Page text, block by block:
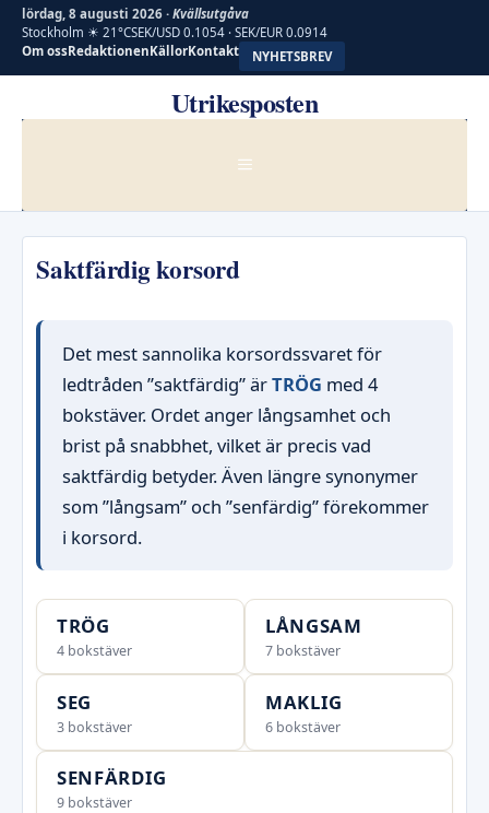
lördag, 8 augusti 2026 · Kvällsutgåva
Stockholm ☀ 21°CSEK/USD 0.1054 · SEK/EUR 0.0914
Om ossRedaktionenKällorKontakt NYHETSBREV
Utrikesposten
MENY
Saktfärdig korsord
Det mest sannolika korsordssvaret för
ledtråden ”saktfärdig” ärTRÖG med 4
bokstäver. Ordet anger långsamhet och
brist på snabbhet, vilket är precis vad
saktfärdig betyder. Även längre synonymer
som ”långsam” och ”senfärdig” förekommer
i korsord.
TRÖG
4 bokstäver
LÅNGSAM
7 bokstäver
SEG
3 bokstäver
MAKLIG
6 bokstäver
SENFÄRDIG
9 bokstäver